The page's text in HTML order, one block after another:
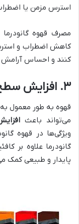
استرس مزمن یا
مصرف قهوه
کاهش اضطراب و
کنند و احساس آرامش
۳. افزایش
قهوه به طور معمول
می‌تواند باعث
ویژگی‌ها در قهوه
گانودرما علاوه بر
پایدار و طبیعی کمک